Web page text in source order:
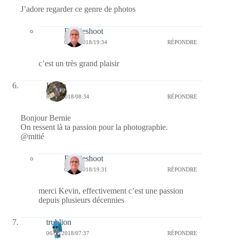
J’adore regarder ce genre de photos
Bernieshoot
07/03/2018/19:34 RÉPONDRE
c’est un très grand plaisir
Kévin
06/03/2018/08:34 RÉPONDRE
Bonjour Bernie
On ressent là ta passion pour la photographie.
@mitié
Bernieshoot
07/03/2018/19:31 RÉPONDRE
merci Kevin, effectivement c’est une passion
depuis plusieurs décennies
trublion
06/03/2018/07:37 RÉPONDRE